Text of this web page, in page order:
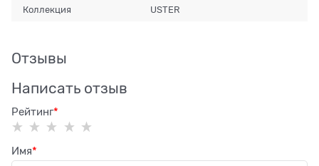
Коллекция USTER
Отзывы
Написать отзыв
Рейтинг
Имя